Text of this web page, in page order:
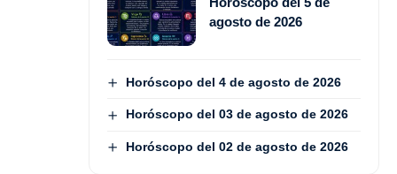
agosto de 2026
Horóscopo del 4 de agosto de 2026
Horóscopo del 03 de agosto de 2026
Horóscopo del 02 de agosto de 2026